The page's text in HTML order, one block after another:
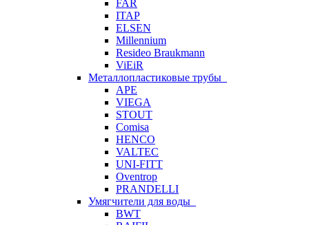
FAR
ITAP
ELSEN
Millennium
Resideo Braukmann
ViEiR
Металлопластиковые трубы
APE
VIEGA
STOUT
Comisa
HENCO
VALTEC
UNI-FITT
Oventrop
PRANDELLI
Умягчители для воды
BWT